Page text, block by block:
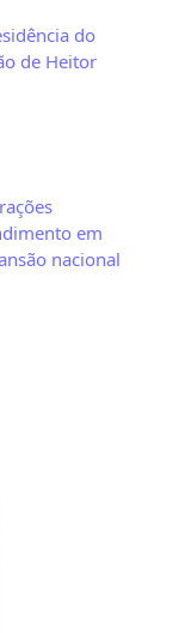
do
de Heitor
em
nacional